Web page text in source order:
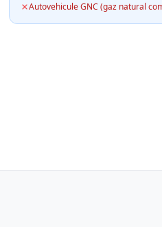
Autovehicule GNC (gaz natural